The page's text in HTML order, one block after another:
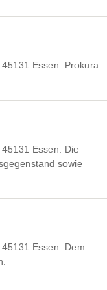
Essen. Prokura
Essen. Die
sowie
Essen. Dem